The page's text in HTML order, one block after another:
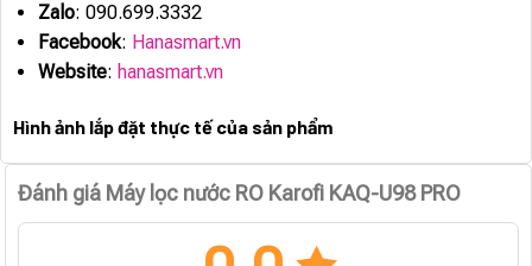
Zalo: 090.699.3332
Facebook: Hanasmart.vn
Website: hanasmart.vn
Hình ảnh lắp đặt thực tế của sản phẩm
Đánh giá Máy lọc nước RO Karofi KAQ-U98 PRO